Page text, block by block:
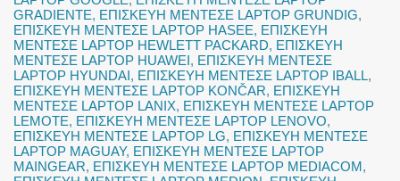
GRADIENTE, ΕΠΙΣΚΕΥΗ ΜΕΝΤΕΣΕ LAPTOP GRUNDIG,
ΕΠΙΣΚΕΥΗ ΜΕΝΤΕΣΕ LAPTOP HASEE, ΕΠΙΣΚΕΥΗ
ΜΕΝΤΕΣΕ LAPTOP HEWLETT PACKARD, ΕΠΙΣΚΕΥΗ
ΜΕΝΤΕΣΕ LAPTOP HUAWEI, ΕΠΙΣΚΕΥΗ ΜΕΝΤΕΣΕ
LAPTOP HYUNDAI, ΕΠΙΣΚΕΥΗ ΜΕΝΤΕΣΕ LAPTOP IBALL,
ΕΠΙΣΚΕΥΗ ΜΕΝΤΕΣΕ LAPTOP KONČAR, ΕΠΙΣΚΕΥΗ
ΜΕΝΤΕΣΕ LAPTOP LANIX, ΕΠΙΣΚΕΥΗ ΜΕΝΤΕΣΕ LAPTOP
LEMOTE, ΕΠΙΣΚΕΥΗ ΜΕΝΤΕΣΕ LAPTOP LENOVO,
ΕΠΙΣΚΕΥΗ ΜΕΝΤΕΣΕ LAPTOP LG, ΕΠΙΣΚΕΥΗ ΜΕΝΤΕΣΕ
LAPTOP MAGUAY, ΕΠΙΣΚΕΥΗ ΜΕΝΤΕΣΕ LAPTOP
MAINGEAR, ΕΠΙΣΚΕΥΗ ΜΕΝΤΕΣΕ LAPTOP MEDIACOM,